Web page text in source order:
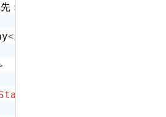
：ノアノア
</